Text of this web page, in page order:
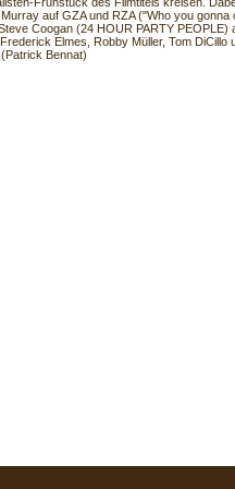
auf GZA und RZA ("Who you
Coogan (24 HOUR PARTY
Elmes, Robby Müller, Tom
Bennat)